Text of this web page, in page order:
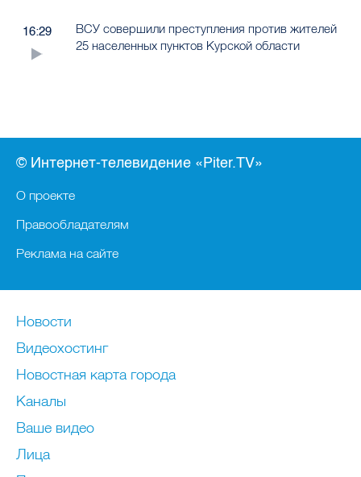
16:29
ВСУ совершили преступления против жителей
25 населенных пунктов Курской области
© Интернет-телевидение «Piter.TV»
О проекте
Правообладателям
Реклама на сайте
Новости
Видеохостинг
Новостная карта города
Каналы
Ваше видео
Лица